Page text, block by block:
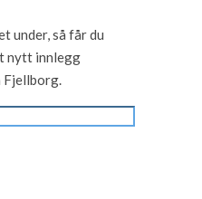
under, så får du
nytt innlegg
Fjellborg.